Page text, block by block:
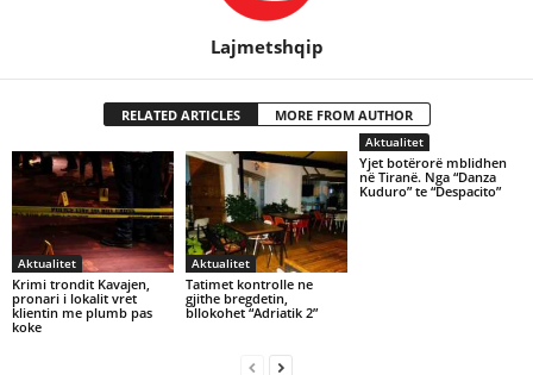
Lajmetshqip
RELATED ARTICLES MORE FROM AUTHOR
Aktualitet
Krimi trondit Kavajen,
pronari i lokalit vret
klientin me plumb pas
koke
Aktualitet
Tatimet kontrolle ne
gjithe bregdetin,
bllokohet “Adriatik 2”
Aktualitet
Yjet botërorë mblidhen
në Tiranë. Nga “Danza
Kuduro” te “Despacito”